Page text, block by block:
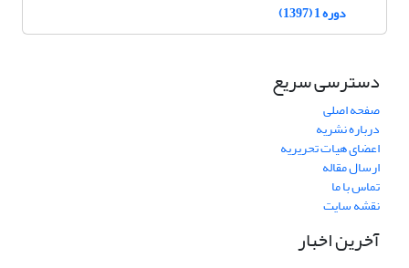
دوره 1 (1397)
دسترسی سریع
صفحه اصلی
درباره نشریه
اعضای هیات تحریریه
ارسال مقاله
تماس با ما
نقشه سایت
آخرین اخبار